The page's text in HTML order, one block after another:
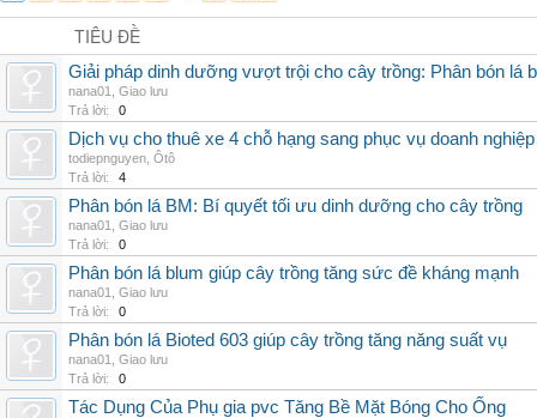
TIÊU ĐỀ
Giải pháp dinh dưỡng vượt trội cho cây trồng: Phân bón lá
nana01
Giao lưu
Trả lời:
0
Dịch vụ cho thuê xe 4 chỗ hạng sang phục vụ doanh
todiepnguyen Ôtô
Trả lời:
4
Phân bón lá BM: Bí quyết tối ưu dinh dưỡng cho cây trồng
nana01
Giao lưu
Trả lời:
0
Phân bón lá blum giúp cây trồng tăng sức đề kháng mạnh
nana01
Giao lưu
Trả lời:
0
Phân bón lá Bioted 603 giúp cây trồng tăng năng suất vụ
nana01
Giao lưu
Trả lời:
0
Tác Dụng Của Phụ gia pvc Tăng Bề Mặt Bóng Cho Ống